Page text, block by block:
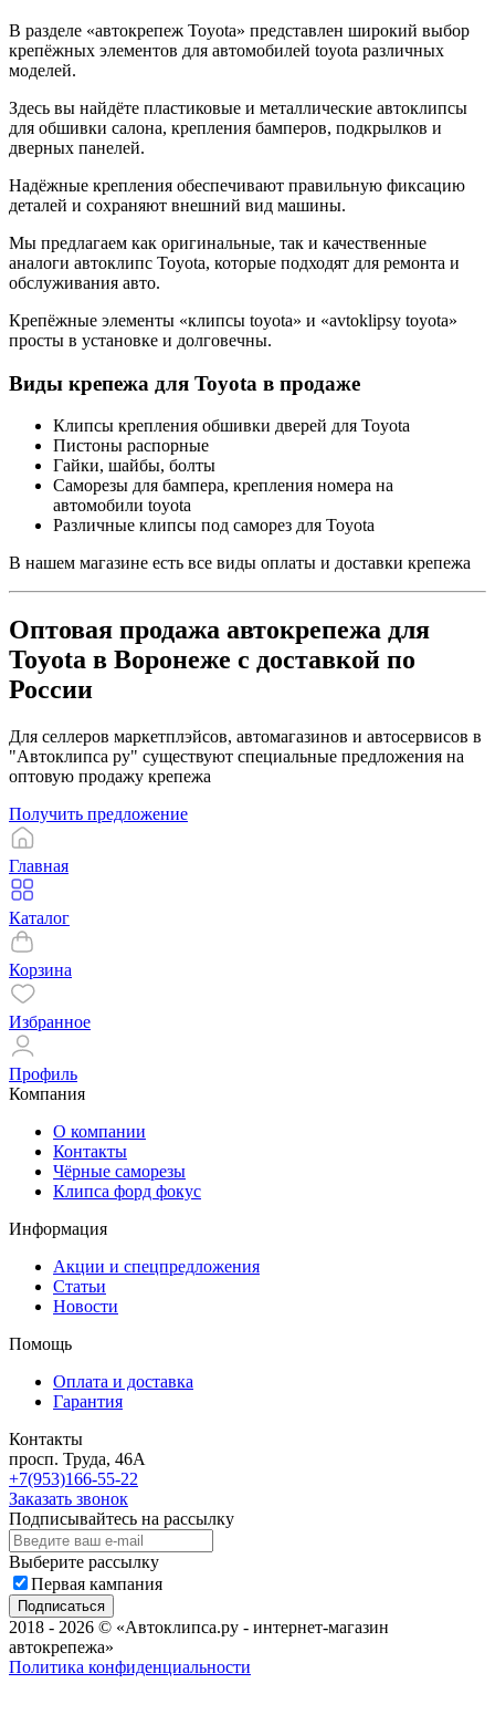
В разделе «автокрепеж Toyota» представлен широкий выбор
крепёжных элементов для автомобилей toyota различных
моделей.
Здесь вы найдёте пластиковые и металлические автоклипсы
для обшивки салона, крепления бамперов, подкрылков и
дверных панелей.
Надёжные крепления обеспечивают правильную фиксацию
деталей и сохраняют внешний вид машины.
Мы предлагаем как оригинальные, так и качественные
аналоги автоклипс Toyota, которые подходят для ремонта и
обслуживания авто.
Крепёжные элементы «клипсы toyota» и «avtoklipsy toyota»
просты в установке и долговечны.
Виды крепежа для Toyota в продаже
Клипсы крепления обшивки дверей для Toyota
Пистоны распорные
Гайки, шайбы, болты
Саморезы для бампера, крепления номера на
автомобили toyota
Различные клипсы под саморез для Toyota
В нашем магазине есть все виды оплаты и доставки крепежа
Оптовая продажа автокрепежа для
Toyota в Воронеже с доставкой по
России
Для селлеров маркетплэйсов, автомагазинов и автосервисов в
"Автоклипса ру" существуют специальные предложения на
оптовую продажу крепежа
Получить предложение
Главная
Каталог
Корзина
Избранное
Профиль
Компания
О компании
Контакты
Чёрные саморезы
Клипса форд фокус
Информация
Акции и спецпредложения
Статьи
Новости
Помощь
Оплата и доставка
Гарантия
Контакты
просп. Труда, 46А
+7(953)166-55-22
Заказать звонок
Подписывайтесь на рассылку
Выберите рассылку
Первая кампания
Подписаться
2018 - 2026 © «Автоклипса.ру - интернет-магазин
автокрепежа»
Политика конфиденциальности